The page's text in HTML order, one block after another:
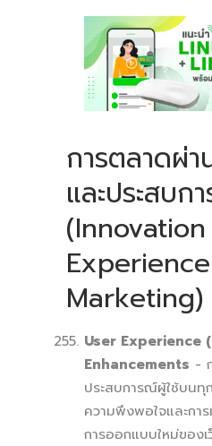
การตลาดผ่
และประสบก
Experience
Marketing)
User Experience
Enhancements -
ประสบการณ์ผู้ใช้บน
ความพึงพอใจและกา
การออกแบบใหม่ของ